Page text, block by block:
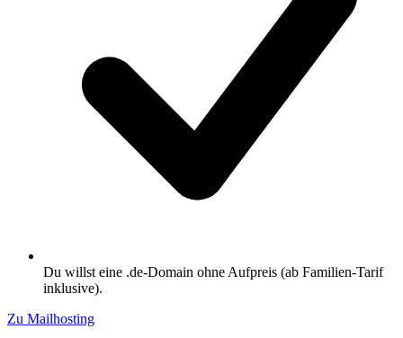
Du willst eine .de-Domain ohne Aufpreis (ab Familien-Tarif
inklusive).
Zu Mailhosting